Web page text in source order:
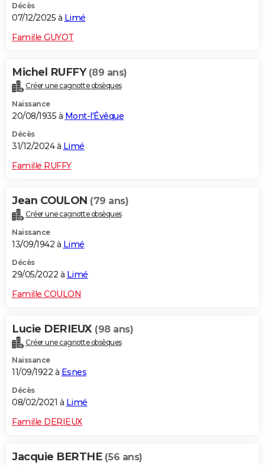
S'inscrire
Se connecter
Lycées
Collèges
Primaires
Universités
Entreprises
Service militaire
Avis de recherche
AVIS DE DÉCÈS
FORUM
Bricolage
Lifestyle
Culture
Sport
Auto
Television
Voyage
Cinema
Décès
07/12/2025 à Limé
Famille GUYOT
Michel RUFFY (89 ans)
Créer une cagnotte obsèques
Naissance
20/08/1935 à Mont-l'Évêque
Décès
31/12/2024 à Limé
Famille RUFFY
Jean COULON (79 ans)
Créer une cagnotte obsèques
Naissance
13/09/1942 à Limé
Décès
29/05/2022 à Limé
Famille COULON
Lucie DERIEUX (98 ans)
Créer une cagnotte obsèques
Naissance
11/09/1922 à Esnes
Décès
08/02/2021 à Limé
Famille DERIEUX
Jacquie BERTHE (56 ans)